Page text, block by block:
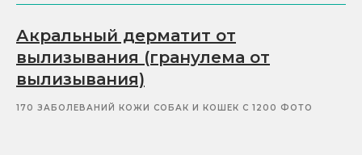
Акральный дерматит от
вылизывания (гранулема от
вылизывания)
170 ЗАБОЛЕВАНИЙ КОЖИ СОБАК И КОШЕК С 1200 ФОТО